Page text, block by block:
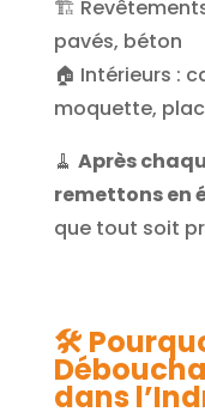
🏗️
pavés, béton
🏠 Intérieurs :
moquette,
🧹 Après
remettons en
que tout soit
🛠️
dans